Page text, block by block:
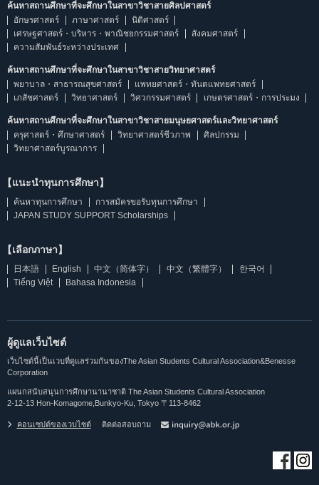
ค้นหาสถานศึกษาที่จะศึกษาในสาขาวิชาสายศิลปศาสตร์
อักษรศาสตร์
ภาษาศาสตร์
นิติศาสตร์
เศรษฐศาสตร์・บริหาร・พาณิชยกรรมศาสตร์
สังคมศาสตร์
ความสัมพันธ์ระหว่างประเทศ
ค้นหาสถานศึกษาที่จะศึกษาในสาขาวิชาสายวิทยาศาสตร์
พยาบาล・สาธารณสุขศาสตร์
แพทยศาสตร์・ทันตแพทยศาสตร์
เภสัชศาสตร์
วิทยาศาสตร์ วิศวกรรมศาสตร์ เกษตรศาสตร์・การประมง
ค้นหาสถานศึกษาที่จะศึกษาในสาขาวิชาสายมนุษยศาสตร์และวิทยาศาสตร์
ครุศาสตร์・ศึกษาศาสตร์
วิทยาศาสตร์ชีวภาพ
ศิลปกรรม
วิทยาศาสตร์บูรณาการ
【แนะนำทุนการศึกษา】
ค้นหาทุนการศึกษา
การสมัครขอรับทุนการศึกษา
JAPAN STUDY SUPPORT Scholarships
【เลือกภาษา】
日本語 English 中文（简体字） 中文（繁體字）
한국어
Tiếng Việt
Bahasa Indonesia
ผู้ดูแลเว็บไซต์
เว็บไซต์นี้เป็นเวบที่ดูแลร่วมกันของThe Asian Students Cultural Association&Benesse
Corporation
แผนกสนับสนุนการศึกษานานาชาติ The Asian Students Cultural Association
2-12-13 Hon-Komagome,Bunkyo-Ku, Tokyo 〒113-8462
คอนเซปต์ของเวบไซต์ ติดต่อสอบถาม